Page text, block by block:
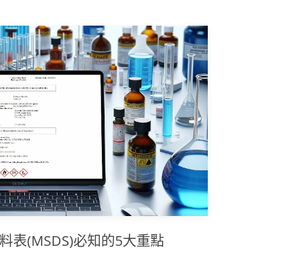
表(MSDS)必知的5大重點